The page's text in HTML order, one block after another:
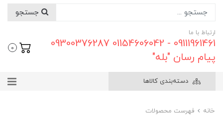
ارتباط با ما
09111961461 - 01154606042 09300376287
پیام رسان "بله"
0
دسته‌بندی کالاها
خانه
فهرست محصولات